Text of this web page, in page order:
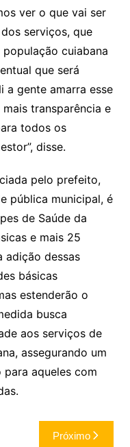
ver o que vai ser
serviços, que
cuiabana
que será
a gente amarra esse
transparência e
todos os
disse.
pelo prefeito,
pública municipal, é
de Saúde da
e mais 25
adição dessas
básicas
estenderão o
busca
aos serviços de
assegurando um
aqueles com
Próximo